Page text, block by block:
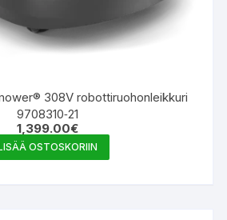
308V robottiruohonleikkuri
9708310‑21
1,399.00€
OSTOSKORIIN